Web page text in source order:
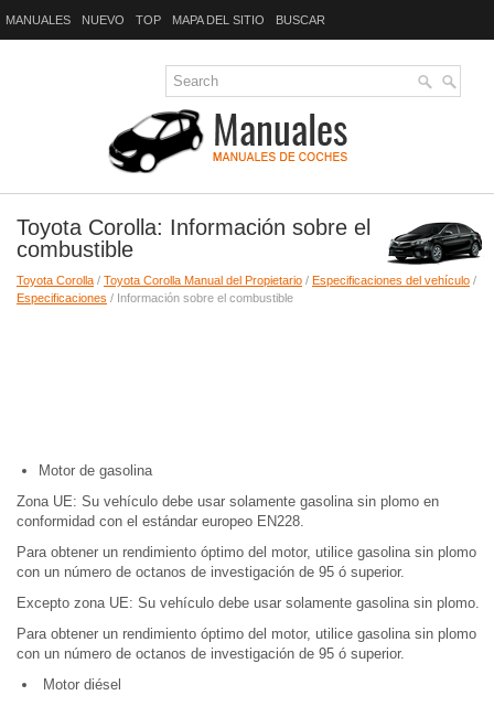
MANUALES NUEVO TOP MAPA DEL SITIO BUSCAR
Toyota Corolla: Información sobre el
combustible
Toyota Corolla / Toyota Corolla Manual del Propietario / Especificaciones del vehículo /
Especificaciones / Información sobre el combustible
Motor de gasolina
Zona UE: Su vehículo debe usar solamente gasolina sin plomo en
conformidad con el estándar europeo EN228.
Para obtener un rendimiento óptimo del motor, utilice gasolina sin plomo
con un número de octanos de investigación de 95 ó superior.
Excepto zona UE: Su vehículo debe usar solamente gasolina sin plomo.
Para obtener un rendimiento óptimo del motor, utilice gasolina sin plomo
con un número de octanos de investigación de 95 ó superior.
Motor diésel